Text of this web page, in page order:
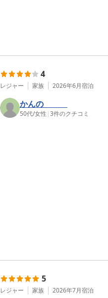
4
レジャー 家族 2026年6月宿泊
かんの
50代/女性 |3件のクチコミ
5
レジャー 家族 2026年7月宿泊